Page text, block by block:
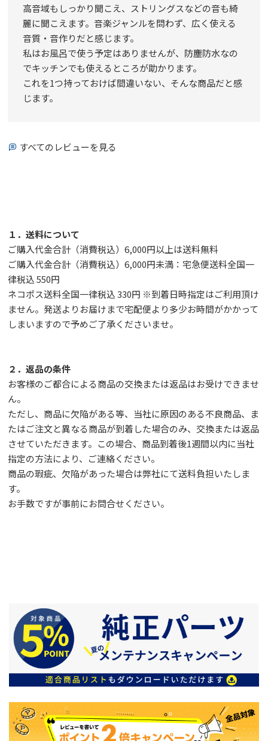
高音域もしっかり聞こえ、ストリングスなどの音も綺
麗に聞こえます。音楽ジャンルを問わず、広く使える
音質・音作りだと感じます。
私はお風呂で使う予定はありませんが、防塵防水なの
でキッチンでも使えるところが助かります。
これを1つ持っておけば間違いない、そんな商品だと感
じます。
すべてのレビューを見る
１．送料について
ご購入代金合計（消費税込）6,000円以上は送料無料
ご購入代金合計（消費税込）6,000円未満：宅急便送料全国一
律税込 550円
ネコポス送料全国一律税込 330円 ※到着日時指定はご利用頂け
ません。発送よりお届けまで宅配便より多少お時間がかかって
しまいますので予めご了承くださいませ。
２．返品の条件
お客様のご都合による商品の交換または返品はお受けできませ
ん。
ただし、 商品に欠陥がある等、当社に原因のある不良商品、ま
たはご注文と異なる商品が到着した場合のみ、交換または返品
させていただきます。この場合、商品到着後1週間以内に当社
指定の方法により、ご連絡ください。
商品の瑕疵、欠陥があった場合は弊社にて送料負担いたしま
す。
お手数ですが事前にお問合せください。